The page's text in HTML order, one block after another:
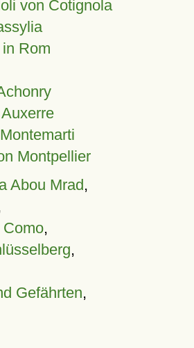
von Cotignola
Rom
Montpellier
Abou Mrad,
,
,
Gefährten,